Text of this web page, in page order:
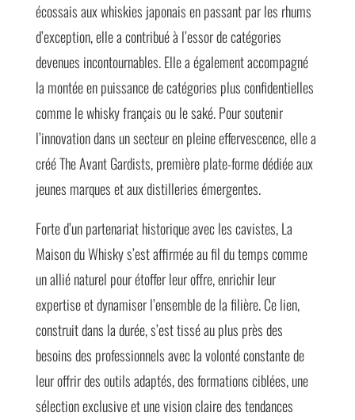
écossais aux whiskies japonais en passant par les rhums
d’exception, elle a contribué à l’essor de catégories
devenues incontournables. Elle a également accompagné
la montée en puissance de catégories plus confidentielles
comme le whisky français ou le saké. Pour soutenir
l’innovation dans un secteur en pleine effervescence, elle a
créé The Avant Gardists, première plate-forme dédiée aux
jeunes marques et aux distilleries émergentes.
Forte d’un partenariat historique avec les cavistes, La
Maison du Whisky s’est affirmée au fil du temps comme
un allié naturel pour étoffer leur offre, enrichir leur
expertise et dynamiser l’ensemble de la filière. Ce lien,
construit dans la durée, s’est tissé au plus près des
besoins des professionnels avec la volonté constante de
leur offrir des outils adaptés, des formations ciblées, une
sélection exclusive et une vision claire des tendances